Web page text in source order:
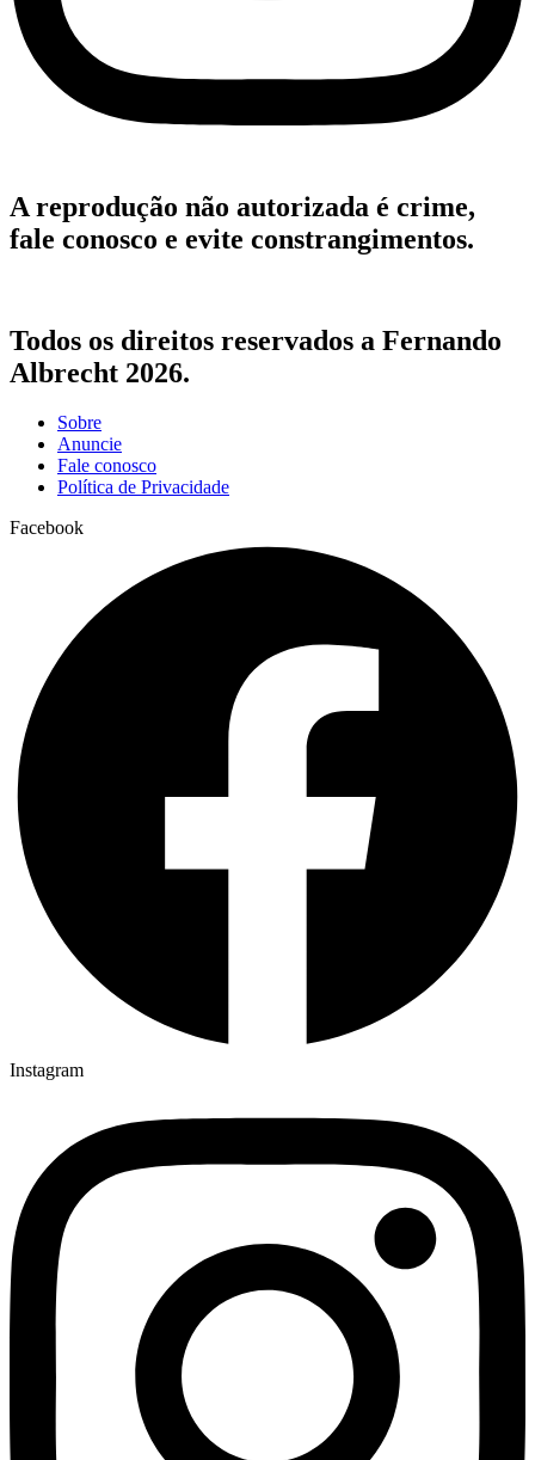
A reprodução não autorizada é crime,
fale conosco e evite constrangimentos.
Todos os direitos reservados a Fernando
Albrecht 2026.
Sobre
Anuncie
Fale conosco
Política de Privacidade
Facebook
Instagram